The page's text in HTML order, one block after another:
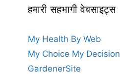
हमारी सहभागी वेबसाइट्स
My Health By Web
My Choice My Decision
GardenerSite